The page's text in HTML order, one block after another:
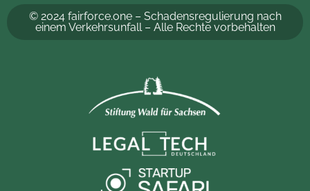
© 2024 fairforce.one – Schadensregulierung nach
einem Verkehrsunfall – Alle Rechte vorbehalten